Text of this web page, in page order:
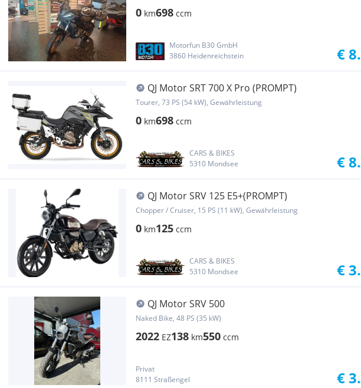
0 km698 ccm
Motorfun B30 GmbH
3860 Heidenreichstein
€
QJ Motor SRT 700 X Pro (PROMPT)
Tourer, 73 PS (54 kW), Gewährleistung
0 km698 ccm
CARS & BIKES
5310 Mondsee
€
QJ Motor SRV 125 E5+(PROMPT)
Chopper / Cruiser, 15 PS (11 kW), Gewährleistung
0 km125 ccm
CARS & BIKES
5310 Mondsee
€
QJ Motor SRV 500
Naked Bike, 48 PS (35 kW)
2022 EZ138 km550 ccm
Privat
8111 Straßengel
€